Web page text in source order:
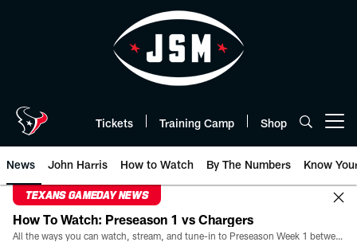
Tickets Training Camp Shop
News John Harris How to Watch By The Numbers Know
TEXANS GAMEDAY NEWS
How To Watch: Preseason 1 vs Chargers
All the ways you can watch, stream, and tune-in to Preseason Week 1 between the Texans and the Los Angeles Chargers at Reliant Stadium on August 13.